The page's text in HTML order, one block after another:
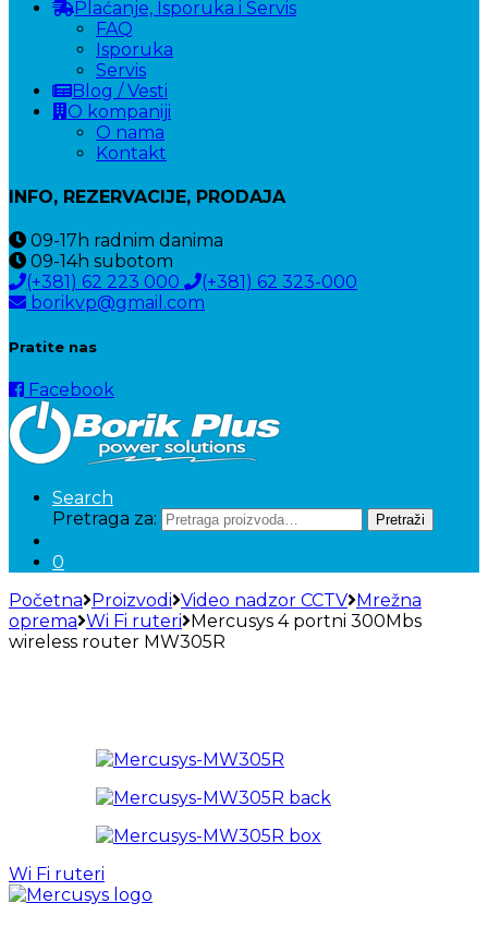
Plaćanje, Isporuka i Servis
FAQ
Isporuka
Servis
Blog / Vesti
O kompaniji
O nama
Kontakt
INFO, REZERVACIJE, PRODAJA
09-17h radnim danima
09-14h subotom
(+381) 62 223 000
(+381) 62 323-000
borikvp@gmail.com
Pratite nas
Facebook
Search
Pretraga za:
Pretraži
0
Početna Proizvodi Video nadzor CCTV Mrežna
oprema Wi Fi ruteri Mercusys 4 portni 300Mbs
wireless router MW305R
Wi Fi ruteri